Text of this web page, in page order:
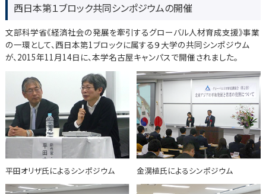
西日本第１ブロック共同シンポジウムの開催
文部科学省《経済社会の発展を牽引するグローバル人材育成支援》事業
の一環として、西日本第1ブロックに属する９大学の共同シンポジウム
が、2015年11月14日に、本学名古屋キャンパスで開催されました。
平田オリザ氏によるシンポジウム 金滉植氏によるシンポジウム